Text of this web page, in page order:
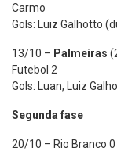
Carmo
Gols: Luiz Galhotto
13/10 – Palmeiras
Futebol 2
Gols: Luan, Luiz
Segunda fase
20/10 – Rio Branco 0